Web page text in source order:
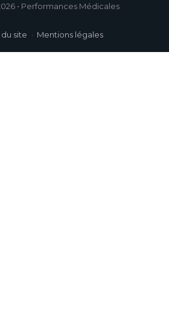
• Performances Médicales
site Mentions légales